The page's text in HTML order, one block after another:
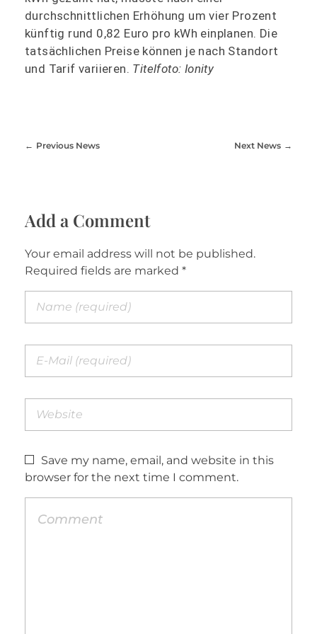
durchschnittlichen Erhöhung um vier Prozent
künftig rund 0,82 Euro pro kWh einplanen. Die
tatsächlichen Preise können je nach Standort
und Tarif variieren. Titelfoto: Ionity
Previous News Next News
Add a Comment
Your email address will not be published.
Required fields are marked *
Save my name, email, and website in this
browser for the next time I comment.